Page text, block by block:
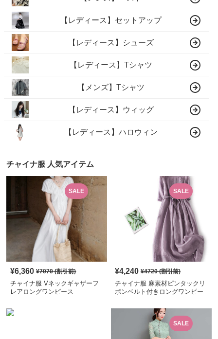
【レディース】セットアップ
【レディース】シューズ
【レディース】Tシャツ
【メンズ】Tシャツ
【レディース】ウィッグ
【レディース】ハロウィン
チャイナ服 人気アイテム
SALE
¥6,360 ¥7070(割引前)
チャイナ服 Vネックギャザーフ
レアロングワンピース
SALE
¥4,240 ¥4720(割引前)
チャイナ服 麻素材ピンタックリ
ボンベルト付きロングワンピー
SALE